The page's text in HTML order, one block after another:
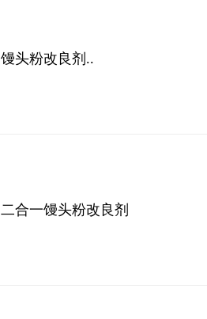
馒头粉改良剂..
二合一馒头粉改良剂